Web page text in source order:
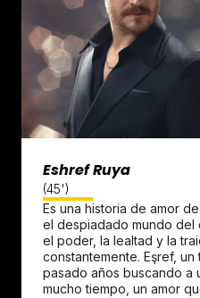
Eshref Ruya
(45')
Es una historia de amor
el despiadado mundo
el poder, la lealtad y la
constantemente. Eşref,
pasado años buscando a
mucho tiempo, un amor